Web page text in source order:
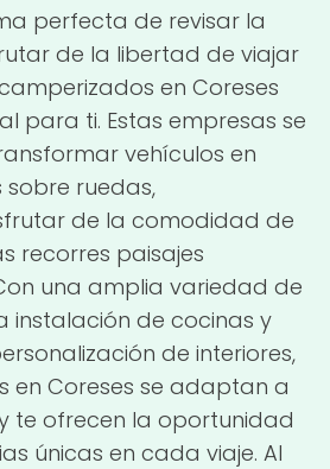
perfecta de revisar la
de la libertad de viajar
en Coreses
para ti. Estas empresas se
vehículos en
ruedas,
de la comodidad de
recorres paisajes
una amplia variedad de
instalación de cocinas y
de interiores,
en Coreses se adaptan a
te ofrecen la oportunidad
únicas en cada viaje. Al